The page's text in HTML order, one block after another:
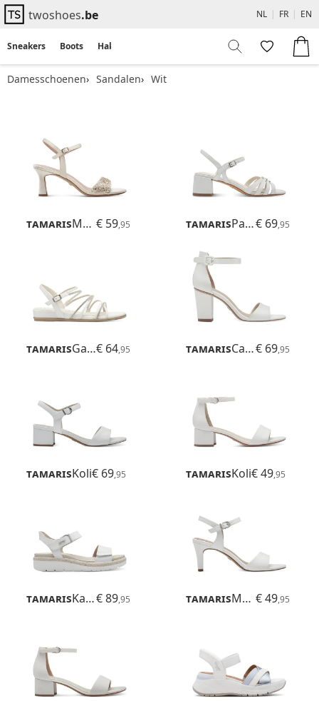
twoshoes.be NL | FR | EN
Sneakers Boots Hakken
Damesschoenen Sandalen Wit
Tamaris Meliah € 59,95 Tamaris Paola€ 69,95
Tamaris Gabriella€ 64,95 Tamaris Callie€ 69,95
TamarisKoli€ 69,95 TamarisKoli€ 49,95
Tamaris Karlie€ 89,95 Tamaris Meliah € 49,95